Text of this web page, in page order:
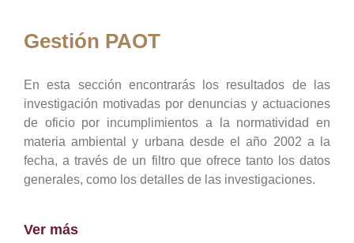
Gestión PAOT
En esta sección encontrarás los resultados de las
investigación motivadas por denuncias y actuaciones
de oficio por incumplimientos a la normatividad en
materia ambiental y urbana desde el año 2002 a la
fecha, a través de un filtro que ofrece tanto los datos
generales, como los detalles de las investigaciones.
Ver más